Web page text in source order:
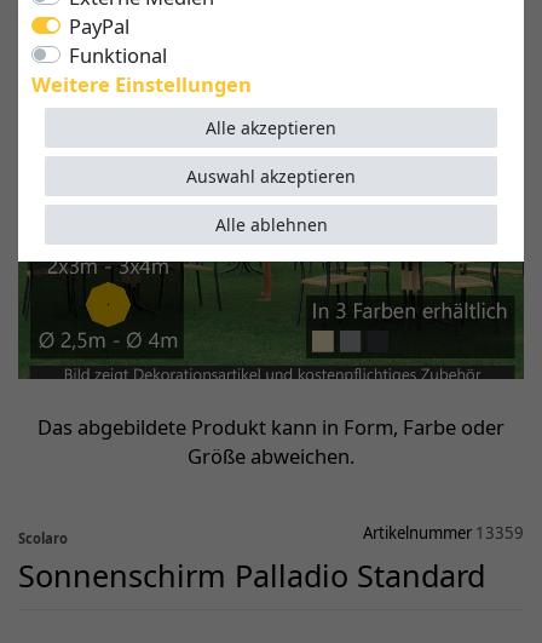
Das abgebildete Produkt kann in Form, Farbe oder
Größe abweichen.
Scolaro Artikelnummer 13359
Sonnenschirm Palladio Standard
PayPal
Funktional
Weitere Einstellungen
Alle akzeptieren
Alle ablehnen
Auswahl akzeptieren